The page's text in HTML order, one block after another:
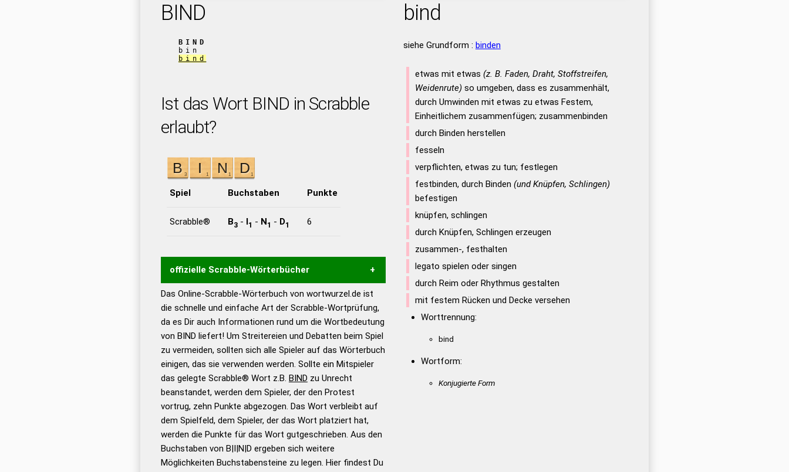
BIND
BIND
bin
bind
Ist das Wort BIND in Scrabble
erlaubt?
Spiel Buchstaben Punkte
Scrabble® B3- I1 - N1 - D1 6
offizielle Scrabble-Wörterbücher
Wortwurzel liefert mit Hilfe eines semantischen
Wortanalyse-Algorithmus gute Anhaltspunkte zu
Wortbedeutung, Worttrennung und Wortform, um die
Gültigkeit eines Wortes für das Scrabble-Spiel zu
bestimmen!
zugelassene Turnier Scrabble-
Wörterbücher sind:
Duden – Standardwerk in 12
Bänden
Duden – Richtiges und gutes
Deutsch
Duden – Die deutsche Grammatik
Das Online-Scrabble-Wörterbuch von wortwurzel.de ist
die schnelle und einfache Art der Scrabble-Wortprüfung,
da es Dir auch Informationen rund um die Wortbedeutung
von BIND liefert! Um Streitereien und Debatten beim Spiel
zu vermeiden, sollten sich alle Spieler auf das Wörterbuch
einigen, das sie verwenden werden. Sollte ein Mitspieler
das gelegte Scrabble® Wort z.B. BIND zu Unrecht
beanstandet, werden dem Spieler, der den Protest
vortrug, zehn Punkte abgezogen. Das Wort verbleibt auf
dem Spielfeld, dem Spieler, der das Wort platziert hat,
werden die Punkte für das Wort gutgeschrieben. Aus den
Buchstaben von B|I|N|D ergeben sich weitere
Möglichkeiten Buchstabensteine zu legen. Hier findest Du
bind
siehe Grundform : binden
etwas mit etwas (z. B. Faden, Draht, Stoffstreifen,
Weidenrute) so umgeben, dass es zusammenhält,
durch Umwinden mit etwas zu etwas Festem,
Einheitlichem zusammenfügen; zusammenbinden
durch Binden herstellen
fesseln
verpflichten, etwas zu tun; festlegen
festbinden, durch Binden (und Knüpfen, Schlingen)
befestigen
knüpfen, schlingen
durch Knüpfen, Schlingen erzeugen
zusammen-, festhalten
legato spielen oder singen
durch Reim oder Rhythmus gestalten
mit festem Rücken und Decke versehen
Worttrennung:
bind
Wortform:
Konjugierte Form